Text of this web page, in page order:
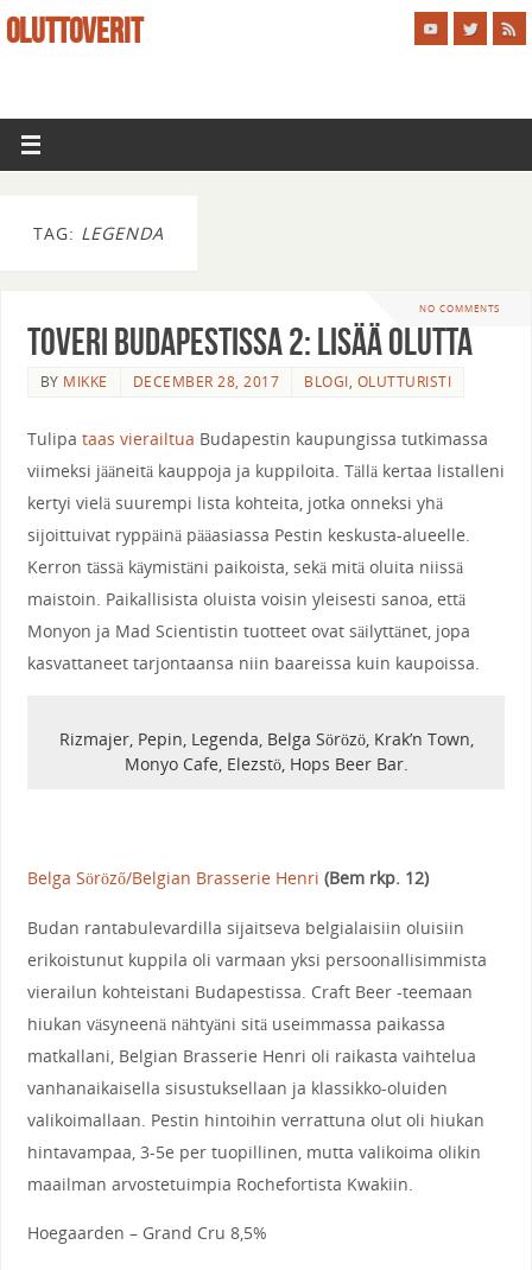
OLUTTOVERIT
TAG: LEGENDA
NO COMMENTS
Toveri Budapestissa 2: Lisää Olutta
BY MIKKE DECEMBER 28, 2017 BLOGI, OLUTTURISTI
Tulipa taas vierailtua Budapestin kaupungissa tutkimassa
viimeksi jääneitä kauppoja ja kuppiloita. Tällä kertaa listalleni
kertyi vielä suurempi lista kohteita, jotka onneksi yhä
sijoittuivat ryppäinä pääasiassa Pestin keskusta-alueelle.
Kerron tässä käymistäni paikoista, sekä mitä oluita niissä
maistoin. Paikallisista oluista voisin yleisesti sanoa, että
Monyon ja Mad Scientistin tuotteet ovat säilyttänet, jopa
kasvattaneet tarjontaansa niin baareissa kuin kaupoissa.
Rizmajer, Pepin, Legenda, Belga Sörözö, Krak’n Town,
Monyo Cafe, Elezstö, Hops Beer Bar.
Belga Söröző/Belgian Brasserie Henri (Bem rkp. 12)
Budan rantabulevardilla sijaitseva belgialaisiin oluisiin
erikoistunut kuppila oli varmaan yksi persoonallisimmista
vierailun kohteistani Budapestissa. Craft Beer -teemaan
hiukan väsyneenä nähtyäni sitä useimmassa paikassa
matkallani, Belgian Brasserie Henri oli raikasta vaihtelua
vanhanaikaisella sisustuksellaan ja klassikko-oluiden
valikoimallaan. Pestin hintoihin verrattuna olut oli hiukan
hintavampaa, 3-5e per tuopillinen, mutta valikoima olikin
maailman arvostetuimpia Rochefortista Kwakiin.
Hoegaarden – Grand Cru 8,5%